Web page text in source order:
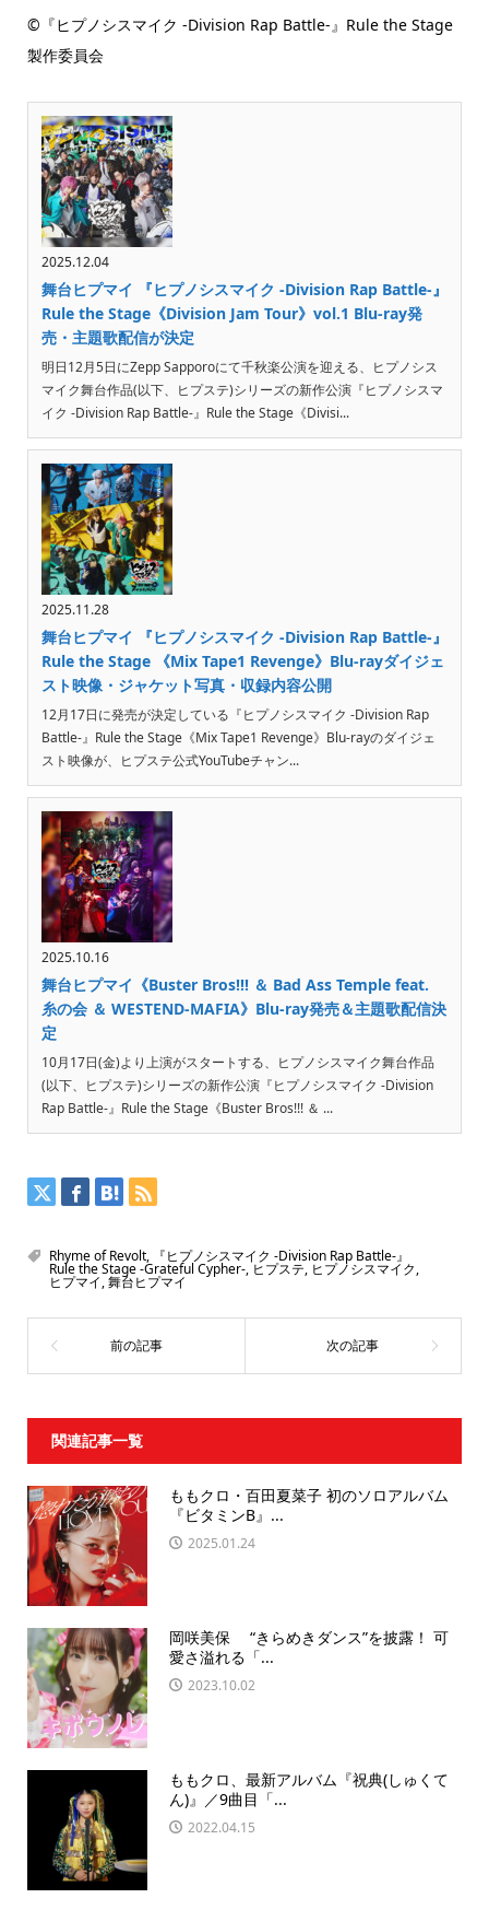
©『ヒプノシスマイク -Division Rap Battle-』Rule the Stage
製作委員会
2025.12.04
舞台ヒプマイ 『ヒプノシスマイク -Division Rap Battle-』
Rule the Stage《Division Jam Tour》vol.1 Blu-ray発
売・主題歌配信が決定
明日12月5日にZepp Sapporoにて千秋楽公演を迎える、ヒプノシス
マイク舞台作品(以下、ヒプステ)シリーズの新作公演『ヒプノシスマ
イク -Division Rap Battle-』Rule the Stage《Divisi...
2025.11.28
舞台ヒプマイ 『ヒプノシスマイク -Division Rap Battle-』
Rule the Stage 《Mix Tape1 Revenge》Blu-rayダイジェ
スト映像・ジャケット写真・収録内容公開
12月17日に発売が決定している『ヒプノシスマイク -Division Rap
Battle-』Rule the Stage《Mix Tape1 Revenge》Blu-rayのダイジェ
スト映像が、ヒプステ公式YouTubeチャン...
2025.10.16
舞台ヒプマイ《Buster Bros!!! ＆ Bad Ass Temple feat.
糸の会 ＆ WESTEND-MAFIA》Blu-ray発売＆主題歌配信決
定
10月17日(金)より上演がスタートする、ヒプノシスマイク舞台作品
(以下、ヒプステ)シリーズの新作公演『ヒプノシスマイク -Division
Rap Battle-』Rule the Stage《Buster Bros!!! ＆ ...
Rhyme of Revolt, 『ヒプノシスマイク -Division Rap Battle-』
Rule the Stage -Grateful Cypher-,ヒプステ, ヒプノシスマイク,
ヒプマイ,舞台ヒプマイ
関連記事一覧
ももクロ・百田夏菜子 初のソロアルバム
『ビタミンB』...
2025.01.24
岡咲美保 “きらめきダンス”を披露！ 可
愛さ溢れる「...
2023.10.02
ももクロ、最新アルバム『祝典(しゅくて
ん)』／9曲目「...
2022.04.15